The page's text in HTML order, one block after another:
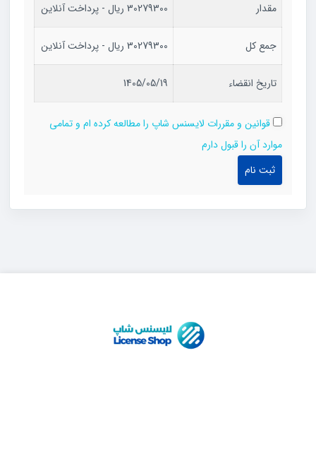
مقدار 30279300 ریال - پرداخت آنلاین
جمع کل 30279300 ریال - پرداخت آنلاین
تاریخ انقضاء 1405/05/19
قوانین و مقررات لایسنس شاپ را مطالعه کرده ام و تمامی
موارد آن را قبول دارم